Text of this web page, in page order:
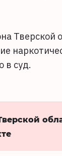
Тверской
в суд.